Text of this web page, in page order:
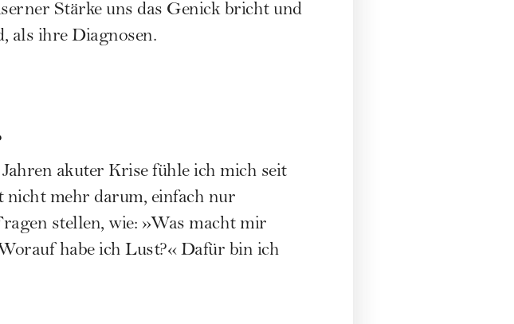
Stärke uns das Genick bricht und
als ihre Diagnosen.
akuter Krise fühle ich mich seit
nicht mehr darum, einfach nur
stellen, wie: »Was macht mir
habe ich Lust?« Dafür bin ich